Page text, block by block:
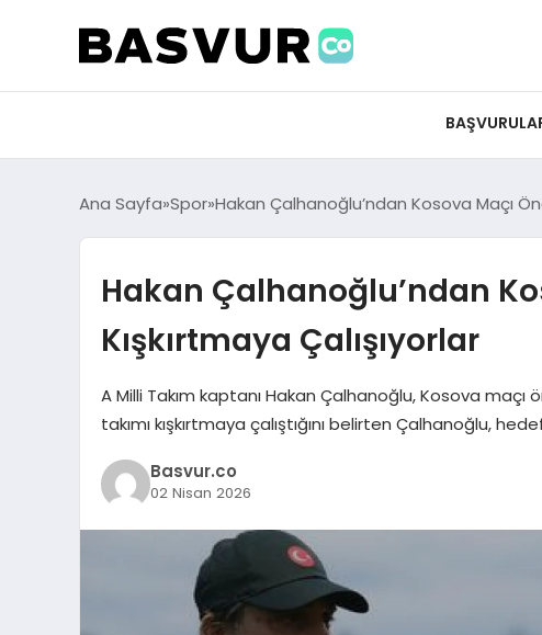
Ana Sayfa Spor Hakan Çalhanoğlu’ndan Kosova Maçı
Hakan Çalhanoğlu’ndan
Kışkırtmaya Çalışıyorlar
A Milli Takım kaptanı Hakan Çalhanoğlu, Kosova
takımı kışkırtmaya çalıştığını belirten Çalhanoğlu,
Basvur.co
02 Nisan 2026